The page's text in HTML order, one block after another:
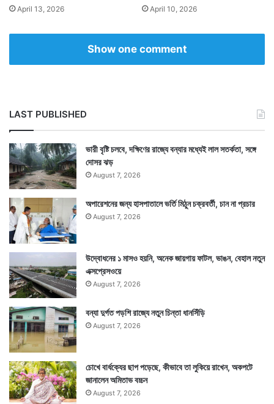
April 13, 2026 April 10, 2026
Show one comment
LAST PUBLISHED
ভারী বৃষ্টি চলবে, দক্ষিণের রাজ্যে বন্যার মধ্যেই লাল সতর্কতা, সঙ্গে
দোসর ঝড়
August 7, 2026
অপারেশনের জন্য হাসপাতালে ভর্তি মিঠুন চক্রবর্তী, চান না প্রচার
August 7, 2026
উদ্বোধনের ১ মাসও হয়নি, অনেক জায়গায় ফাটল, ভাঙন, বেহাল নতুন
এক্সপ্রেসওয়ে
August 7, 2026
বন্যা দুর্গত পড়শি রাজ্যে নতুন চিন্তা ধানসিঁড়ি
August 7, 2026
চোখে বার্ধক্যের ছাপ পড়েছে, কীভাবে তা লুকিয়ে রাখেন, অকপটে
জানালেন অমিতাভ বচ্চন
August 7, 2026